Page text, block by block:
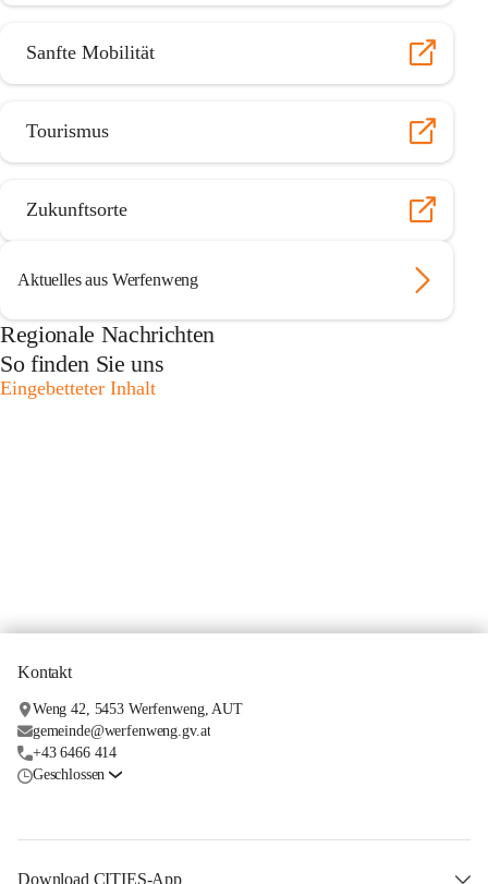
Sanfte Mobilität
Tourismus
Zukunftsorte
Aktuelles aus Werfenweng
Regionale Nachrichten
So finden Sie uns
Eingebetteter Inhalt
Kontakt
Weng 42, 5453 Werfenweng, AUT
gemeinde@werfenweng.gv.at
+43 6466 414
Geschlossen
Download CITIES-App